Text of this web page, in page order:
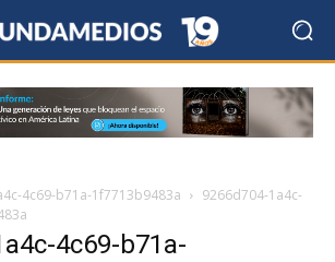
4c69-b71a-1f7713b9483a
9266d704-1a4c-
4c69-b71a-